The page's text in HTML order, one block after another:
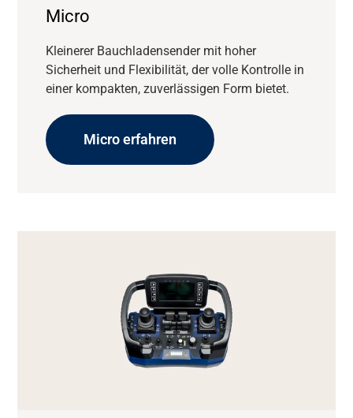
Micro
Kleinerer Bauchladensender mit hoher
Sicherheit und Flexibilität, der volle Kontrolle in
einer kompakten, zuverlässigen Form bietet.
Micro erfahren